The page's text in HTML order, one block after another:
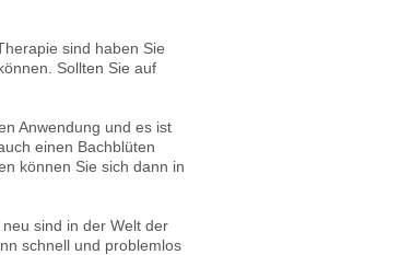
sind haben Sie
Sollten Sie auf
Anwendung und es ist
einen Bachblüten
können Sie sich dann in
sind in der Welt der
schnell und problemlos